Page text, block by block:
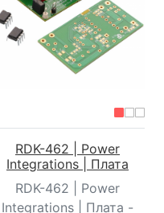
RDK-462 | Power
Integrations | Плата
RDK-462 | Power
Integrations | Плата -